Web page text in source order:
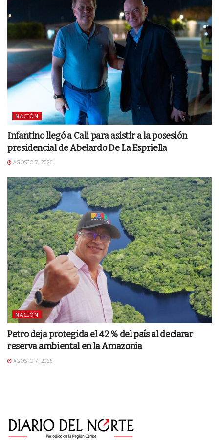
NACIÓN
Infantino llegó a Cali para asistir a la posesión
presidencial de Abelardo De La Espriella
AGOSTO 7, 2026
NACIÓN
Petro deja protegida el 42 % del país al declarar
reserva ambiental en la Amazonía
AGOSTO 7, 2026